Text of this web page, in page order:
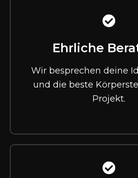
Ehrliche
Wir besprechen deine
und die beste
Projekt.